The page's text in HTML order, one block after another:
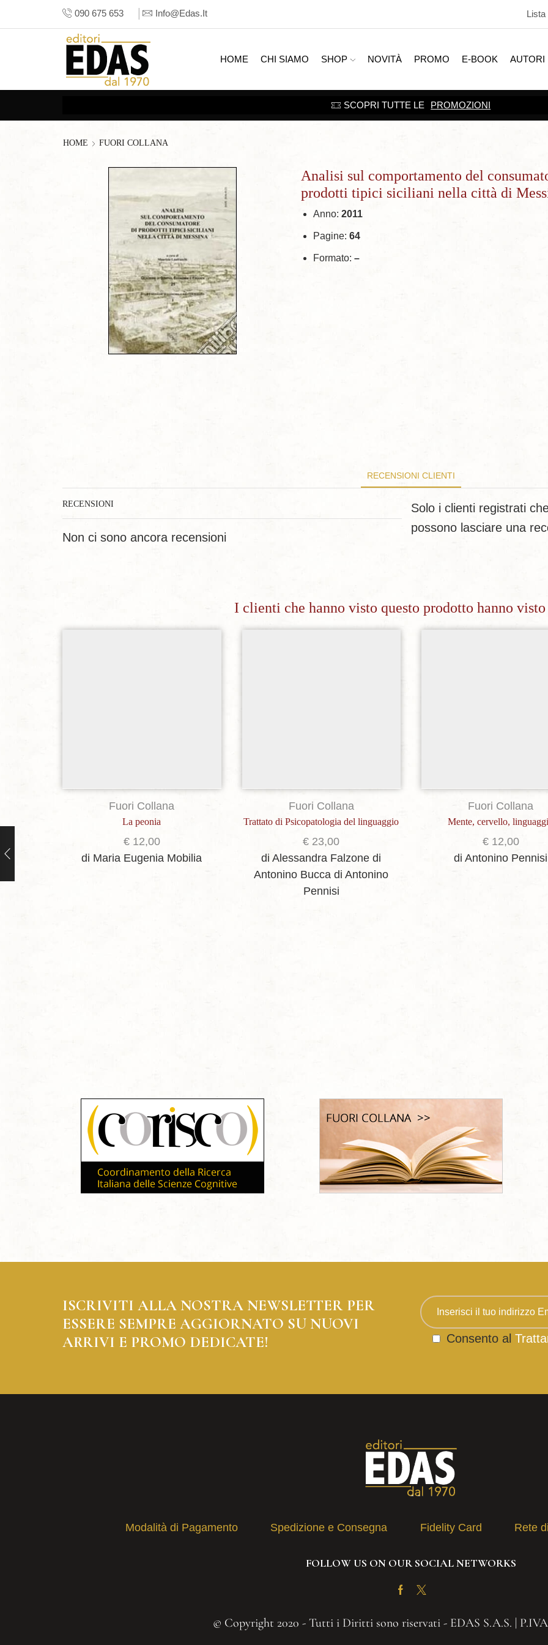
090 675 653 Info@edas.it Lista
HOME CHI SIAMO SHOP NOVITÀ PROMO E-BOOK AUTORI
SCOPRI TUTTE LE PROMOZIONI
HOME FUORI COLLANA
Analisi sul comportamento del
prodotti tipici siciliani nella città di
Anno: 2011
Pagine: 64
Formato: –
RECENSIONI CLIENTI
RECENSIONI
Non ci sono ancora recensioni
Solo i clienti registrati
possono lasciare una
I clienti che hanno visto questo prodotto hanno visto
Fuori Collana
La peonia
€12,00
di Maria Eugenia Mobilia
Fuori Collana
Trattato di Psicopatologia del linguaggio
€ 23,00
di Alessandra Falzone di
Antonino Bucca di Antonino
Pennisi
Fuori Collana
Mente, cervello,
€12,00
di Antonino Pennisi
ISCRIVITI ALLA NOSTRA NEWSLETTER PER
ESSERE SEMPRE AGGIORNATO SU NUOVI
ARRIVI E PROMO DEDICATE!
Consento al
Modalità di Pagamento Spedizione e Consegna Fidelity Card Rete
FOLLOW US ON OUR SOCIAL NETWORKS
Facebook
Twitter
© Copyright 2020 - Tutti i Diritti sono riservati - EDAS S.A.S. | P.IVA